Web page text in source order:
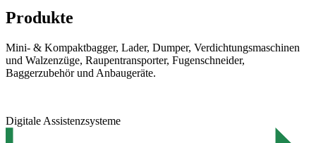
Produkte
Mini- & Kompaktbagger, Lader, Dumper, Verdichtungsmaschinen
und Walzenzüge, Raupentransporter, Fugenschneider,
Baggerzubehör und Anbaugeräte.
Digitale Assistenzsysteme